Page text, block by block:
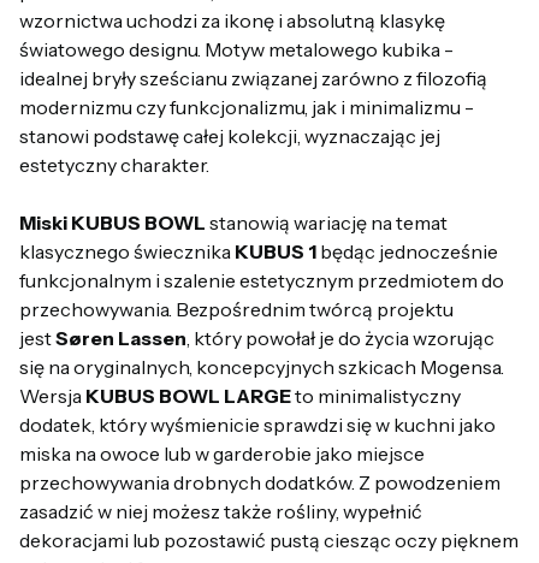
wzornictwa uchodzi za ikonę i absolutną klasykę
światowego designu. Motyw metalowego kubika -
idealnej bryły sześcianu związanej zarówno z filozofią
modernizmu czy funkcjonalizmu, jak i minimalizmu -
stanowi podstawę całej kolekcji, wyznaczając jej
estetyczny charakter.
Miski KUBUS BOWL stanowią wariację na temat
klasycznego świecznika KUBUS 1 będąc jednocześnie
funkcjonalnym i szalenie estetycznym przedmiotem do
przechowywania. Bezpośrednim twórcą projektu
jestSøren Lassen , który powołał je do życia wzorując
się na oryginalnych, koncepcyjnych szkicach Mogensa.
Wersja KUBUS BOWL LARGEto minimalistyczny
dodatek, który wyśmienicie sprawdzi się w kuchni jako
miska na owoce lub w garderobie jako miejsce
przechowywania drobnych dodatków. Z powodzeniem
zasadzić w niej możesz także rośliny, wypełnić
dekoracjami lub pozostawić pustą ciesząc oczy pięknem